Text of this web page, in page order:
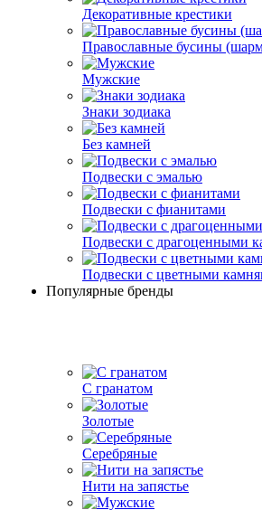
Декоративные крестики
Православные бусины
Мужские
Знаки зодиака
Без камней
Подвески с эмалью
Подвески с фианитами
Подвески с драгоценными
Подвески с цветными
Популярные бренды
С гранатом
Золотые
Серебряные
Нити на запястье